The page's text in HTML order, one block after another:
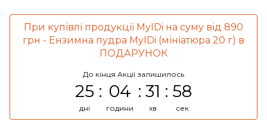
При купівлі продукції MyIDi на суму від 890
грн - Ензимна пудра MyIDi (мініатюра 20 г) в
ПОДАРУНОК
До кінця Акції залишилось
25
дні
04
години
31
хв
58
сек